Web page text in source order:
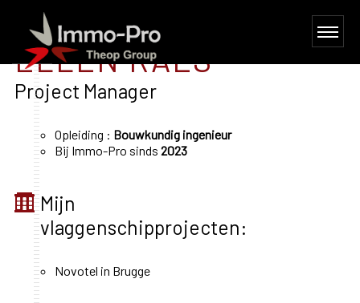
ELLEN RAES
Project Manager
Opleiding : Bouwkundig ingenieur
Bij Immo-Pro sinds 2023
Mijn
vlaggenschipprojecten:
Novotel in Brugge